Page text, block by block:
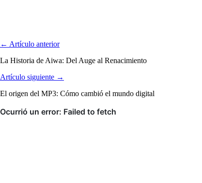
← Artículo anterior
La Historia de Aiwa: Del Auge al Renacimiento
Artículo siguiente →
El origen del MP3: Cómo cambió el mundo digital